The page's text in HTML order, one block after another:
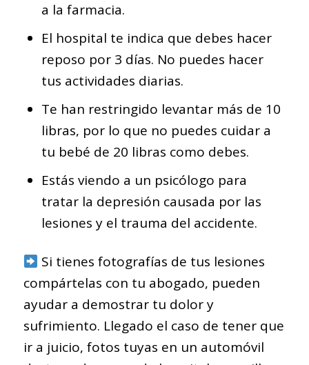
a la farmacia.
El hospital te indica que debes hacer
reposo por 3 días. No puedes hacer
tus actividades diarias.
Te han restringido levantar más de 10
libras, por lo que no puedes cuidar a
tu bebé de 20 libras como debes.
Estás viendo a un psicólogo para
tratar la depresión causada por las
lesiones y el trauma del accidente.
Si tienes fotografías de tus lesiones
compártelas con tu abogado, pueden
ayudar a demostrar tu dolor y
sufrimiento. Llegado el caso de tener que
ir a juicio, fotos tuyas en un automóvil